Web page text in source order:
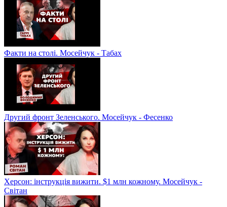
Факти на столі. Мосейчук - Табах
Другий фронт Зеленського. Мосейчук - Фесенко
Херсон: інструкція вижити. $1 млн кожному. Мосейчук -
Світан